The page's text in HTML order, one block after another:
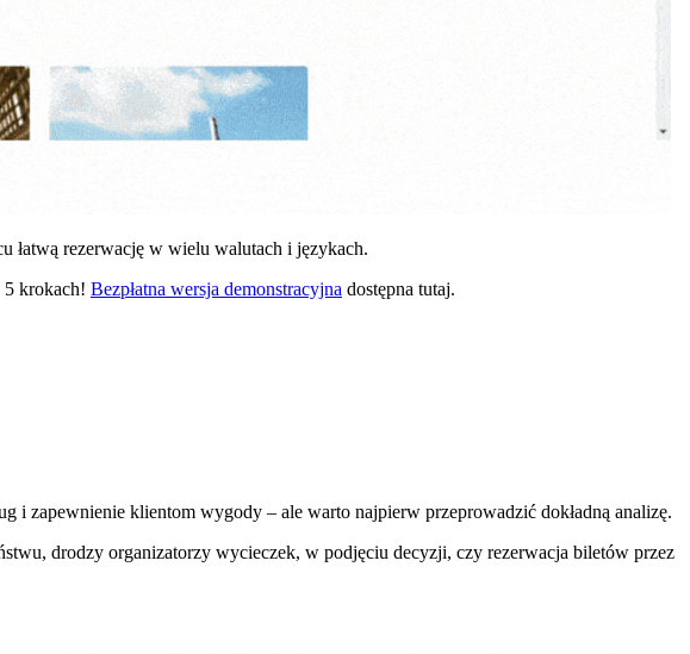
rezerwację w wielu walutach i językach.
5 krokach! Bezpłatna wersja demonstracyjna dostępna tutaj.
i zapewnienie klientom wygody – ale warto najpierw przeprowadzić dokładną analizę.
drodzy organizatorzy wycieczek, w podjęciu decyzji, czy rezerwacja biletów przez